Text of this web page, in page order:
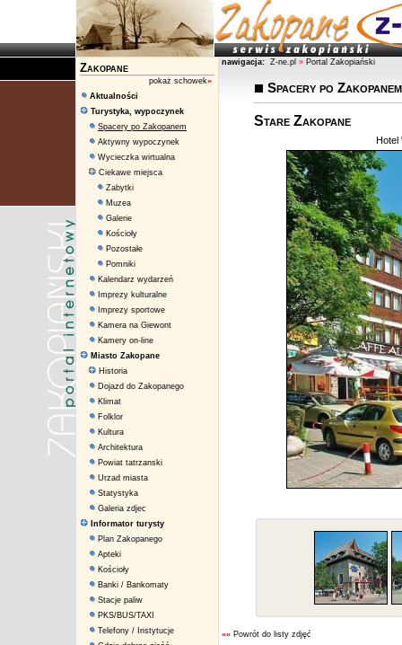
Zakopane
pokaż schowek»
Aktualności
Turystyka, wypoczynek
Spacery po Zakopanem
Aktywny wypoczynek
Wycieczka wirtualna
Ciekawe miejsca
Zabytki
Muzea
Galerie
Kościoły
Pozostałe
Pomniki
Kalendarz wydarzeń
Imprezy kulturalne
Imprezy sportowe
Kamera na Giewont
Kamery on-line
Miasto Zakopane
Historia
Dojazd do Zakopanego
Klimat
Folklor
Kultura
Architektura
Powiat tatrzanski
Urzad miasta
Statystyka
Galeria zdjec
Informator turysty
Plan Zakopanego
Apteki
Kościoły
Banki / Bankomaty
Stacje paliw
PKS/BUS/TAXI
Telefony / Instytucje
nawigacja: Z-ne.pl » Portal Zakopiański
Spacery po Zakopanem
Stare Zakopane
Hotel
«« Powrót do listy zdjęć